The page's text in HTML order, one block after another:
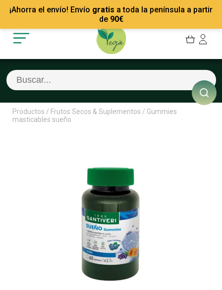
¡Ahorra el envío! Envío gratis a toda la península a partir
de 90€
Mis Pedidos
Mis favoritos
Cerrar sesión
Recetas
Empresas
Contacto
Productos / Frutos Secos & Suplementos / Gummies
masticables sueño